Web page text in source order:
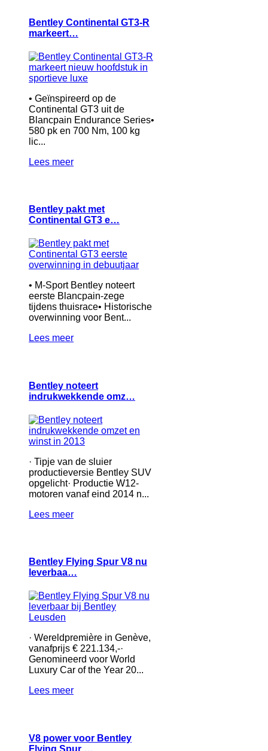
Bentley Continental GT3-R
markeert…
• Geïnspireerd op de
Continental GT3 uit de
Blancpain Endurance Series•
580 pk en 700 Nm, 100 kg
lic...
Lees meer
Bentley pakt met
Continental GT3 e…
• M-Sport Bentley noteert
eerste Blancpain-zege
tijdens thuisrace• Historische
overwinning voor Bent...
Lees meer
Bentley noteert
indrukwekkende omz…
· Tipje van de sluier
productieversie Bentley SUV
opgelicht· Productie W12-
motoren vanaf eind 2014 n...
Lees meer
Bentley Flying Spur V8 nu
leverbaa…
· Wereldpremière in Genève,
vanafprijs € 221.134,-·
Genomineerd voor World
Luxury Car of the Year 20...
Lees meer
V8 power voor Bentley
Flying Spur …